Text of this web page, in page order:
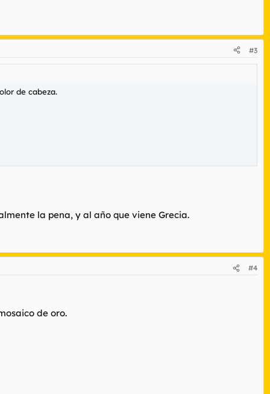
#3
de cabeza.
la pena, y al año que viene Grecia.
#4
de oro.